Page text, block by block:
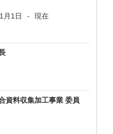
月1日 - 現在
資料収集加工事業 委員